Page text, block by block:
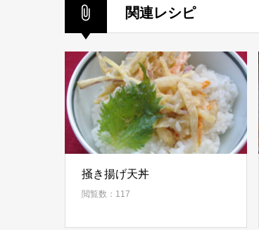
関連レシピ
掻き揚げ天丼
閲覧数：117